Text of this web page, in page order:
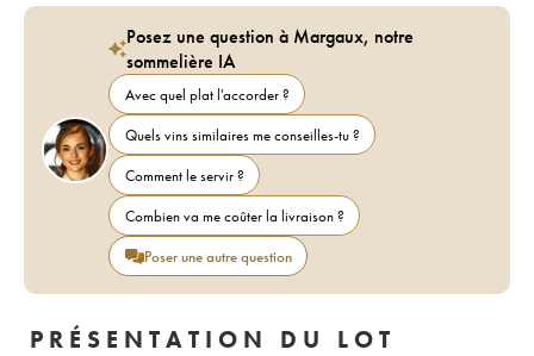
Posez une question à Margaux, notre
sommelière IA
Avec quel plat l'accorder ?
Quels vins similaires me conseilles-tu ?
Comment le servir ?
Combien va me coûter la livraison ?
Poser une autre question
PRÉSENTATION DU LOT